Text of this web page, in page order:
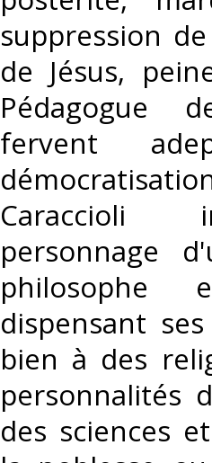
suppression
de Jésus,
Pédagogue
fervent
Caraccioli
personnage
philosophe
dispensant
bien à des
personnalités
des sciences